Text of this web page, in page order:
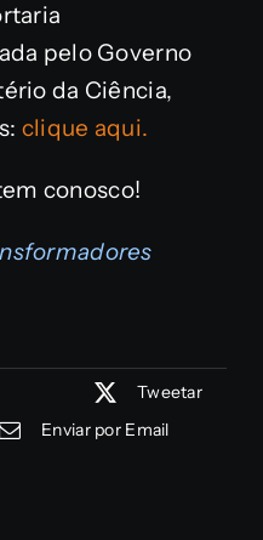
pelo Governo
da Ciência,
clique aqui.
conosco!
Tweetar
Enviar por Email